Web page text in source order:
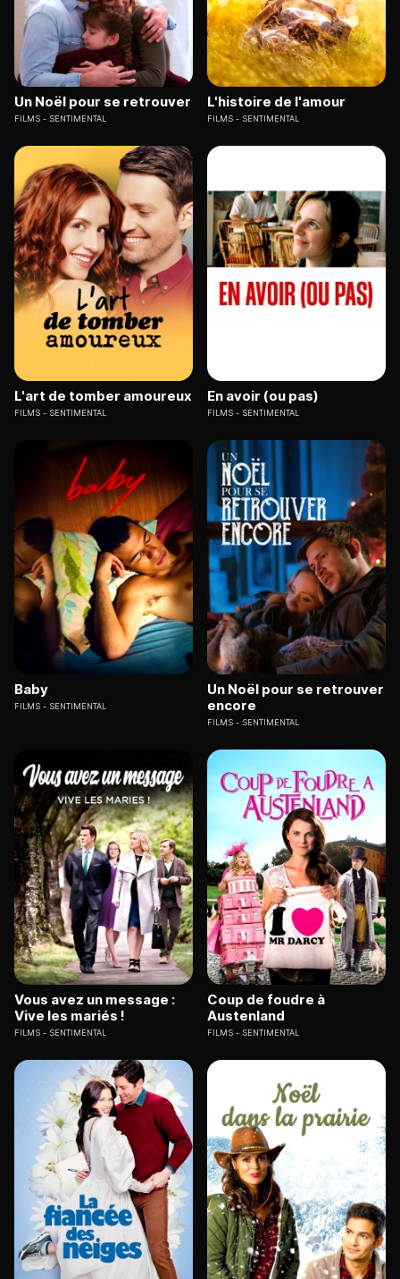
Un Noël pour se retrouver
FILMS SENTIMENTAL
L'histoire de l'amour
FILMS SENTIMENTAL
L'art de tomber amoureux
FILMS SENTIMENTAL
En avoir (ou pas)
FILMS SENTIMENTAL
Baby
FILMS SENTIMENTAL
Un Noël pour se retrouver
encore
FILMS SENTIMENTAL
Vous avez un message :
Vive les mariés !
FILMS SENTIMENTAL
Coup de foudre à
Austenland
FILMS SENTIMENTAL